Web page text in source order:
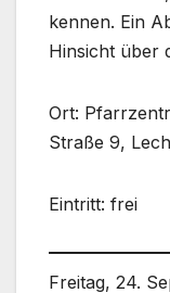
kennen. Ein
Hinsicht über
Ort:
Straße 9,
Eintritt: frei
Freitag, 24.